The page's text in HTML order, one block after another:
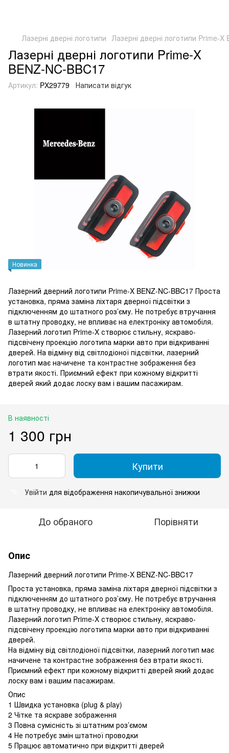
Лазерні дверні логотипи Лазерні дверні логотипи Prime-X
Лазерні дверні логотипи Prime-X
BENZ-NC-BBC17
Артикул: PX29779 Написати відгук
Новинка
Лазерний дверний логотипи Prime-X BENZ-NC-BBC17 Проста
установка, пряма заміна ліхтаря дверної підсвітки з
підключенням до штатного роз’єму. Не потребує втручання
в штатну проводку, не впливає на електроніку автомобіля.
Лазерний логотип Prime-X створює стильну, яскраво-
підсвічену проекцію логотипа марки авто при відкриванні
дверей. На відміну від світлодіоної підсвітки, лазерний
логотип має начичене та контрастне зображення без
втрати якості. Приємний ефект при кожному відкритті
дверей який додає лоску вам і вашим пасажирам.
В наявності
1 300 грн
Купити
Увійти для відображення накопичувальної знижки
До обраного Порівняти
Опис
Лазерний дверний логотипи Prime-X BENZ-NC-BBC17
Проста установка, пряма заміна ліхтаря дверної підсвітки з
підключенням до штатного роз’єму. Не потребує втручання
в штатну проводку, не впливає на електроніку автомобіля.
Лазерний логотип Prime-X створює стильну, яскраво-
підсвічену проекцію логотипа марки авто при відкриванні
дверей.
На відміну від світлодіоної підсвітки, лазерний логотип має
начичене та контрастне зображення без втрати якості.
Приємний ефект при кожному відкритті дверей який додає
лоску вам і вашим пасажирам.
Опис
1 Швидка установка (plug & play)
2 Чітке та яскраве зображення
3 Повна сумісність зі штатним роз’ємом
4 Не потребує змін штатної проводки
5 Працює автоматично при відкритті дверей